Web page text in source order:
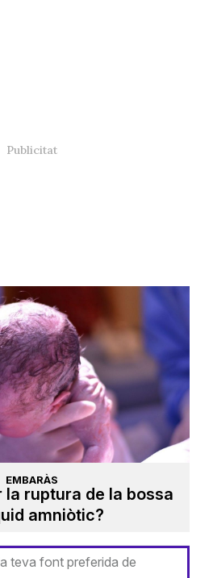
EMBARÀS
ruptura de la bossa
amniòtic?
teva font preferida de